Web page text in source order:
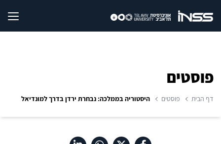
פוסטים
דף הבית פוסטים היסטוריה בממלכה: נבחרת ירדן בדרך למונדיאל